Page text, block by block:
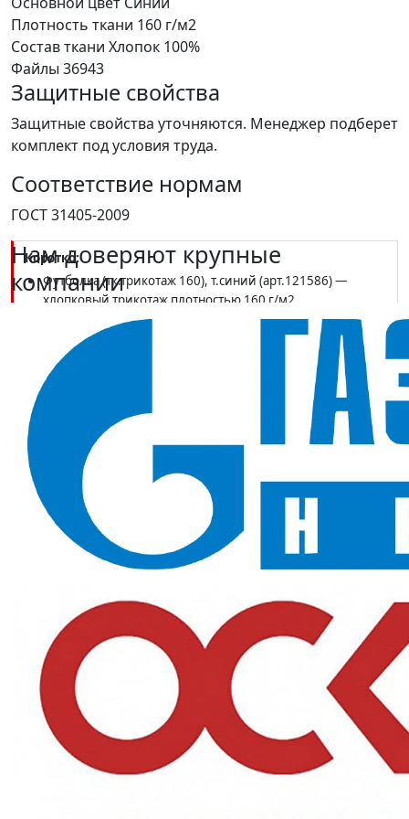
Плотность ткани 160 г/м2
Состав ткани Хлопок 100%
Файлы 36943
Защитные свойства
Защитные свойства уточняются. Менеджер подберет
комплект под условия труда.
Соответствие нормам
ГОСТ 31405-2009
Коротко:
Футболка (тк.трикотаж 160), т.синий (арт.121586) —
хлопковый трикотаж плотностью 160 г/м2
Состав — хлопок 100%; соответствует ГОСТ 31405-2009
Классический тёмный оттенок, сочетается с любой
спецодеждой
В наличии в SIZMAG (Москва), отгрузка в день заказа
Футболка (тк.трикотаж 160), т.синий (арт.121586)
—
универсальная хлопковая футболка тёмно-синего оттенка,
который практично смотрится под любую верхнюю спецодежду
и не требует подбора под конкретный комплект. Трикотаж
плотностью 160 г/м2 из 100% хлопка удобен для ежедневной
носки на смене.
Назначение и сферы применения
логистов, поддёвка под куртки и комбинезоны в межсезонье,
повседневная рабочая одежда офисных и технических
сотрудников. Тёмно-синий цвет универсален и практичен в
ежедневной эксплуатации, не требует подбора под конкретный
комплект формы.
Ключевые преимущества
Практичный цвет:синий не так маркий, как светлые тона, и
хорошо сочетается с курткой или комбинезоном;
Нам доверяют крупные
компании